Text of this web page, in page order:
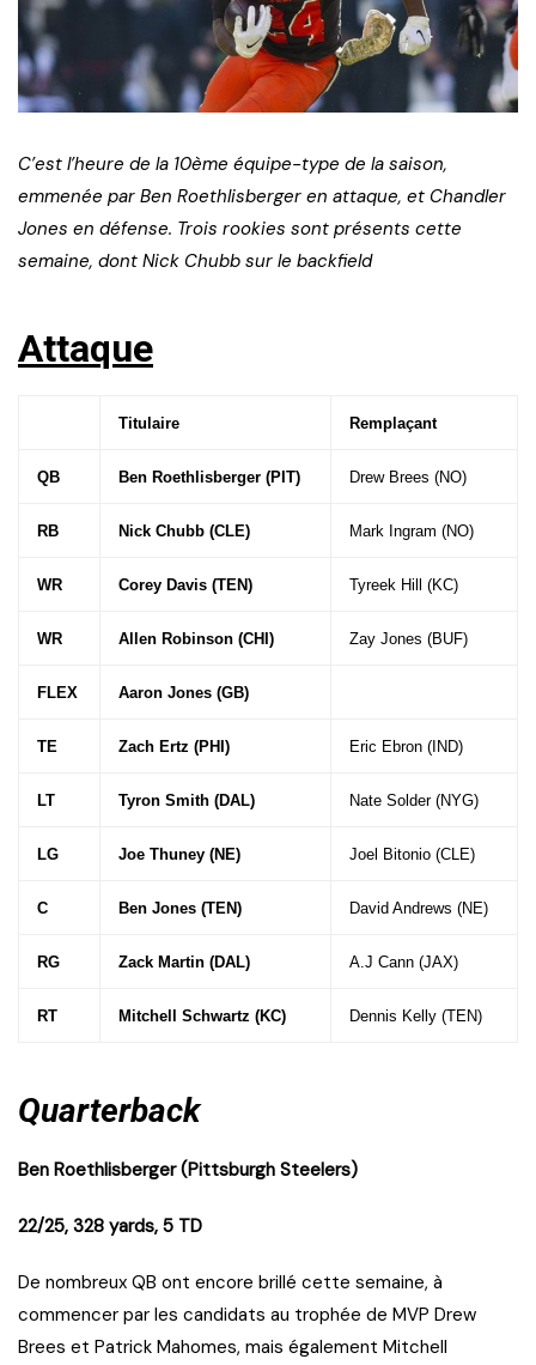
C’est l’heure de la 10ème équipe-type de la saison,
emmenée par Ben Roethlisberger en attaque, et Chandler
Jones en défense. Trois rookies sont présents cette
semaine, dont Nick Chubb sur le backfield
Attaque
Titulaire Remplaçant
QB Ben Roethlisberger (PIT) Drew Brees (NO)
RB Nick Chubb (CLE) Mark Ingram (NO)
WR Corey Davis (TEN) Tyreek Hill (KC)
WR Allen Robinson (CHI) Zay Jones (BUF)
FLEX Aaron Jones (GB)
TE Zach Ertz (PHI) Eric Ebron (IND)
LT Tyron Smith (DAL) Nate Solder (NYG)
LG Joe Thuney (NE) Joel Bitonio (CLE)
C Ben Jones (TEN) David Andrews (NE)
RG Zack Martin (DAL) A.J Cann (JAX)
RT Mitchell Schwartz (KC) Dennis Kelly (TEN)
Quarterback
Ben Roethlisberger (Pittsburgh Steelers)
22/25, 328 yards, 5 TD
De nombreux QB ont encore brillé cette semaine, à
commencer par les candidats au trophée de MVP Drew
Brees et Patrick Mahomes, mais également Mitchell